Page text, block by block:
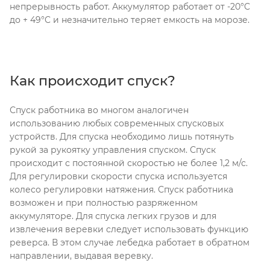
непрерывность работ. Аккумулятор работает от -20°C
до + 49°C и незначительно теряет емкость на морозе.
Как происходит спуск?
Спуск работника во многом аналогичен
использованию любых современных спусковых
устройств. Для спуска необходимо лишь потянуть
рукой за рукоятку управления спуском. Спуск
происходит с постоянной скоростью не более 1,2 м/с.
Для регулировки скорости спуска используется
колесо регулировки натяжения. Спуск работника
возможен и при полностью разряженном
аккумуляторе. Для спуска легких грузов и для
извлечения веревки следует использовать функцию
реверса. В этом случае лебедка работает в обратном
направлении, выдавая веревку.